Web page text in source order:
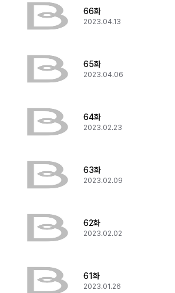
66화
2023.04.13
65화
2023.04.06
64화
2023.02.23
63화
2023.02.09
62화
2023.02.02
61화
2023.01.26